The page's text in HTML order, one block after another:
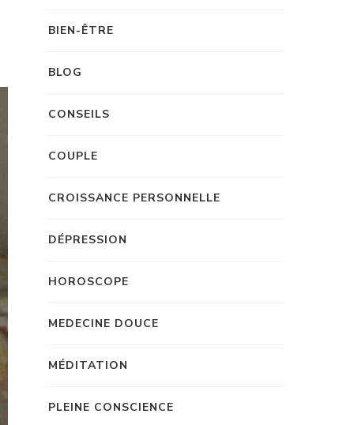
BIEN-ÊTRE
BLOG
CONSEILS
COUPLE
CROISSANCE PERSONNELLE
DÉPRESSION
HOROSCOPE
MEDECINE DOUCE
MÉDITATION
PLEINE CONSCIENCE